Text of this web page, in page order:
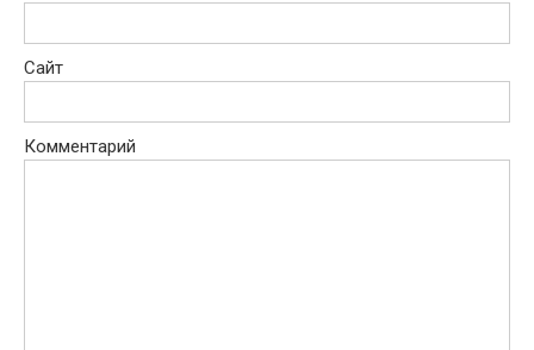
Сайт
Комментарий